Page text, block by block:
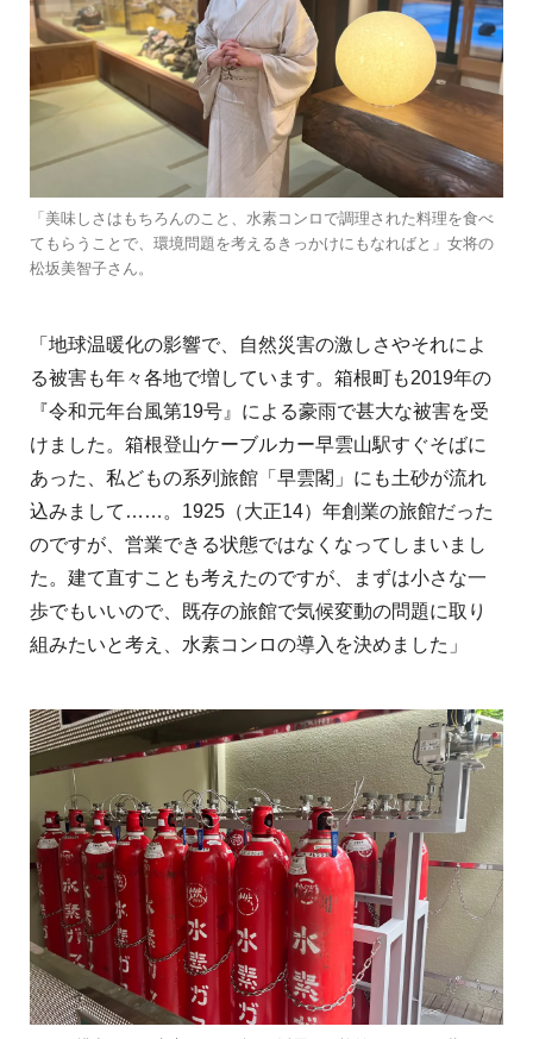
「美味しさはもちろんのこと、水素コンロで調理された料理を食べ
てもらうことで、環境問題を考えるきっかけにもなればと」女将の
松坂美智子さん。
「地球温暖化の影響で、自然災害の激しさやそれによ
る被害も年々各地で増しています。箱根町も2019年の
『令和元年台風第19号』による豪雨で甚大な被害を受
けました。箱根登山ケーブルカー早雲山駅すぐそばに
あった、私どもの系列旅館「早雲閣」にも土砂が流れ
込みまして……。1925（大正14）年創業の旅館だった
のですが、営業できる状態ではなくなってしまいまし
た。建て直すことも考えたのですが、まずは小さな一
歩でもいいので、既存の旅館で気候変動の問題に取り
組みたいと考え、水素コンロの導入を決めました」